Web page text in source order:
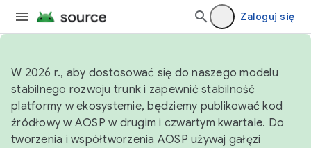
Zaloguj się
W 2026 r., aby dostosować się do naszego modelu
stabilnego rozwoju trunk i zapewnić stabilność
platformy w ekosystemie, będziemy publikować kod
źródłowy w AOSP w drugim i czwartym kwartale. Do
tworzenia i współtworzenia AOSP używaj gałęzi